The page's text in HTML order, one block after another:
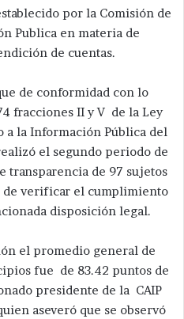
por la Comisión de
Publica en materia de
de cuentas.
de conformidad con lo
fracciones II y V de la Ley
a la Información Pública del
el segundo periodo de
transparencia de 97 sujetos
de verificar el cumplimiento
disposición legal.
el promedio general de
fue de 83.42 puntos de
presidente de la CAIP
aseveró que se observó